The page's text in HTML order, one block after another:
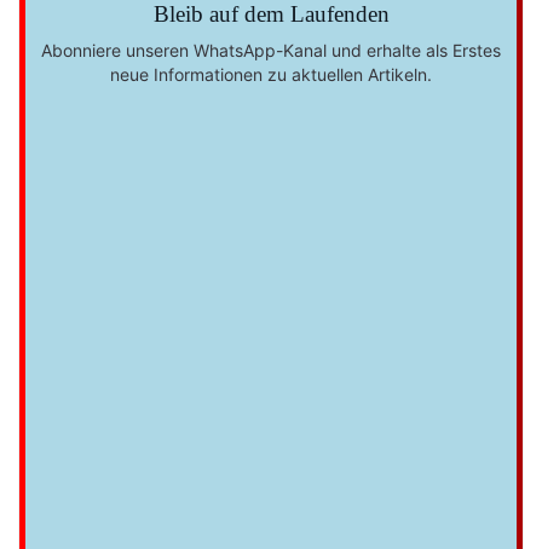
Bleib auf dem Laufenden
Abonniere unseren WhatsApp-Kanal und erhalte als Erstes
neue Informationen zu aktuellen Artikeln.